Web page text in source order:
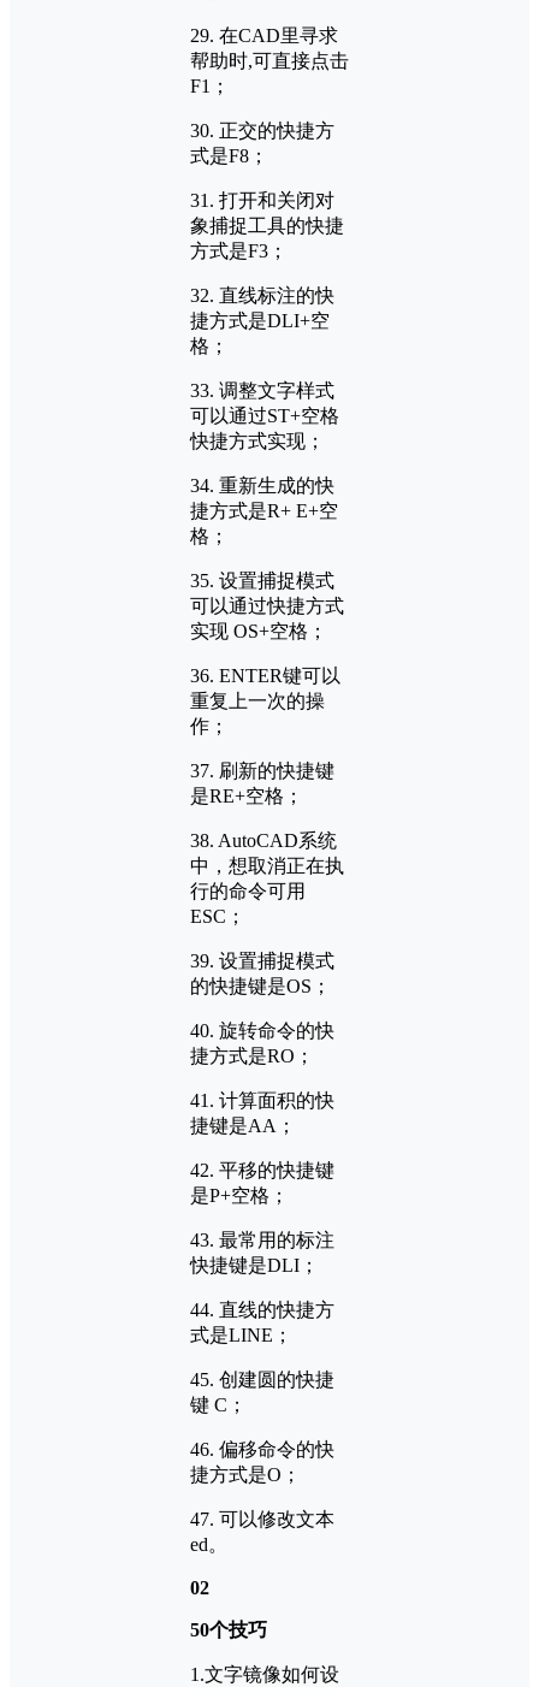
29. 在CAD里寻求
帮助时,可直接点击
F1；
30. 正交的快捷方
式是F8；
31. 打开和关闭对
象捕捉工具的快捷
方式是F3；
32. 直线标注的快
捷方式是DLI+空
格；
33. 调整文字样式
可以通过ST+空格
快捷方式实现；
34. 重新生成的快
捷方式是R+ E+空
格；
35. 设置捕捉模式
可以通过快捷方式
实现 OS+空格；
36. ENTER键可以
重复上一次的操
作；
37. 刷新的快捷键
是RE+空格；
38. AutoCAD系统
中，想取消正在执
行的命令可用
ESC；
39. 设置捕捉模式
的快捷键是OS；
40. 旋转命令的快
捷方式是RO；
41. 计算面积的快
捷键是AA；
42. 平移的快捷键
是P+空格；
43. 最常用的标注
快捷键是DLI；
44. 直线的快捷方
式是LINE；
45. 创建圆的快捷
键 C；
46. 偏移命令的快
捷方式是O；
47. 可以修改文本
ed。
02
50个技巧
1.文字镜像如何设